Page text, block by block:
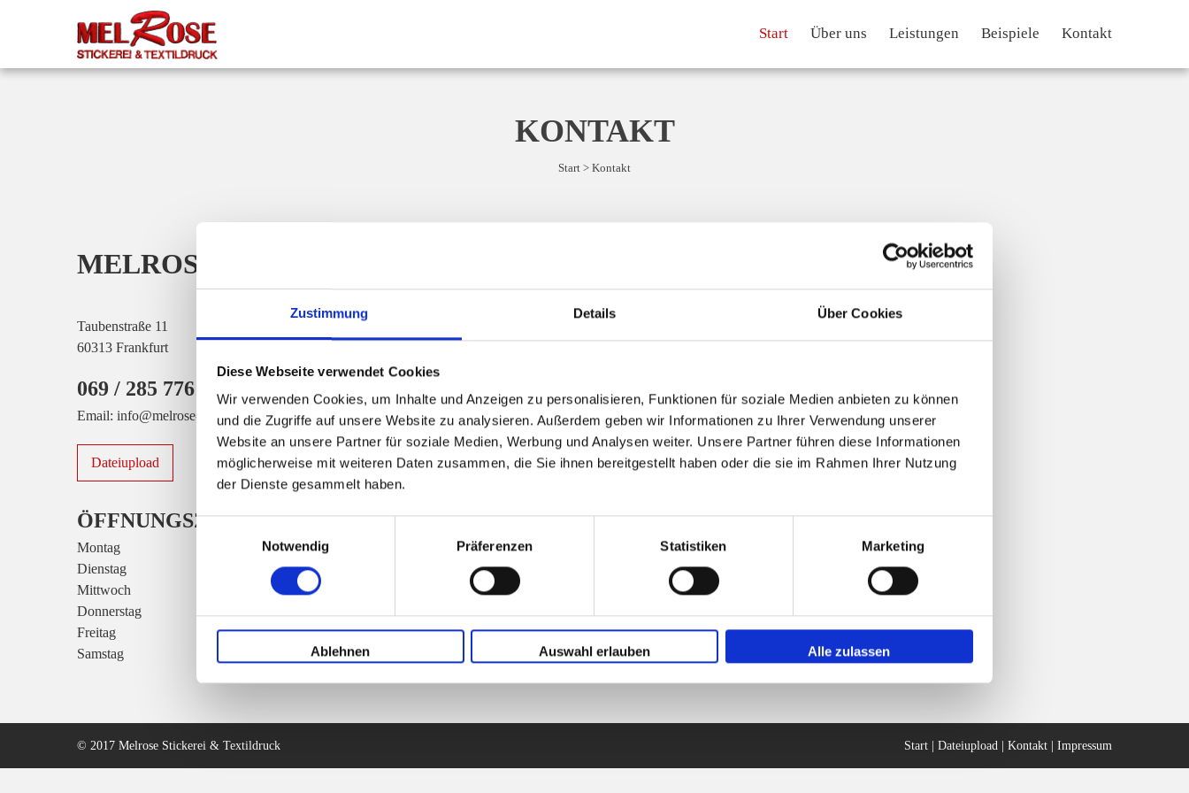
Zustimmung Details Über Cookies
Diese Webseite verwendet Cookies
Wir verwenden Cookies, um Inhalte und Anzeigen zu personalisieren, Funktionen für soziale Medien anbieten zu können
und die Zugriffe auf unsere Website zu analysieren. Außerdem geben wir Informationen zu Ihrer Verwendung unserer
Website an unsere Partner für soziale Medien, Werbung und Analysen weiter. Unsere Partner führen diese Informationen
möglicherweise mit weiteren Daten zusammen, die Sie ihnen bereitgestellt haben oder die sie im Rahmen Ihrer Nutzung
der Dienste gesammelt haben.
Einwilligungsauswahl
Notwendig
Präferenzen Statistiken Marketing
Ablehnen Auswahl erlauben Alle zulassen
Start Über uns Leistungen Beispiele Kontakt
KONTAKT
Start > Kontakt
MELROSE STICKEREI & TEXTILDRUCK
Taubenstraße 11
60313 Frankfurt
069 / 285 776
Email: info@melrose-stickerei.de
Dateiupload
ÖFFNUNGSZEITEN
Montag
10.00 - 18.00 Uhr
Dienstag
10.00 - 18.00 Uhr
Mittwoch
10.00 - 18.00 Uhr
Donnerstag
Freitag
10.00 - 18.00 Uhr
Samstag
11.00 - 14.00 Uhr
© 2017 Melrose Stickerei & Textildruck Start Dateiupload Kontakt Impressum